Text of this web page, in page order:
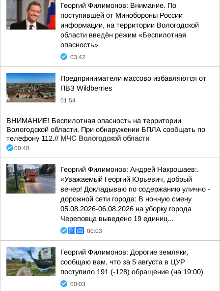
Георгий Филимонов: Внимание. По
поступившей от Минобороны России
информации, на территории Вологодской
области введён режим «Беспилотная
опасность»
03:42
Предприниматели массово избавляются от
ПВЗ Wildberries
01:54
ВНИМАНИЕ! Беспилотная опасность на территории
Вологодской области. При обнаружении БПЛА сообщать по
телефону 112.// МЧС Вологодской области
00:48
Георгий Филимонов: Андрей Накрошаев:.
«Уважаемый Георгий Юрьевич, добрый
вечер! Докладываю по содержанию улично -
дорожной сети города: В ночную смену
05.08.2026-06.08.2026 на уборку города
Череповца выведено 19 единиц...
00:03
Георгий Филимонов: Дорогие земляки,
сообщаю вам, что за 5 августа в ЦУР
поступило 191 (-128) обращение (на 19:00)
00:03